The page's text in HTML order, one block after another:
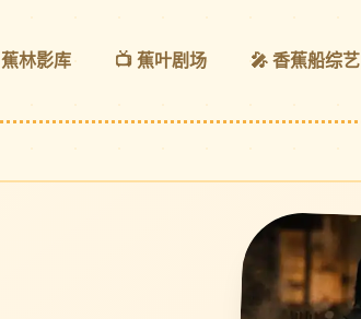
蕉林影库 📺 蕉叶剧场 🎤 香蕉船综艺